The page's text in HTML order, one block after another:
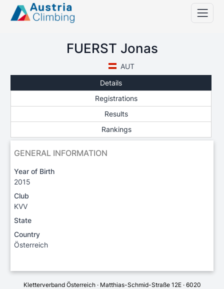
FUERST Jonas
AUT
Details
Registrations
Results
Rankings
GENERAL INFORMATION
Year of Birth
2015
Club
KVV
State
Country
Österreich
Kletterverband Österreich · Matthias-Schmid-Straße 12E · 6020